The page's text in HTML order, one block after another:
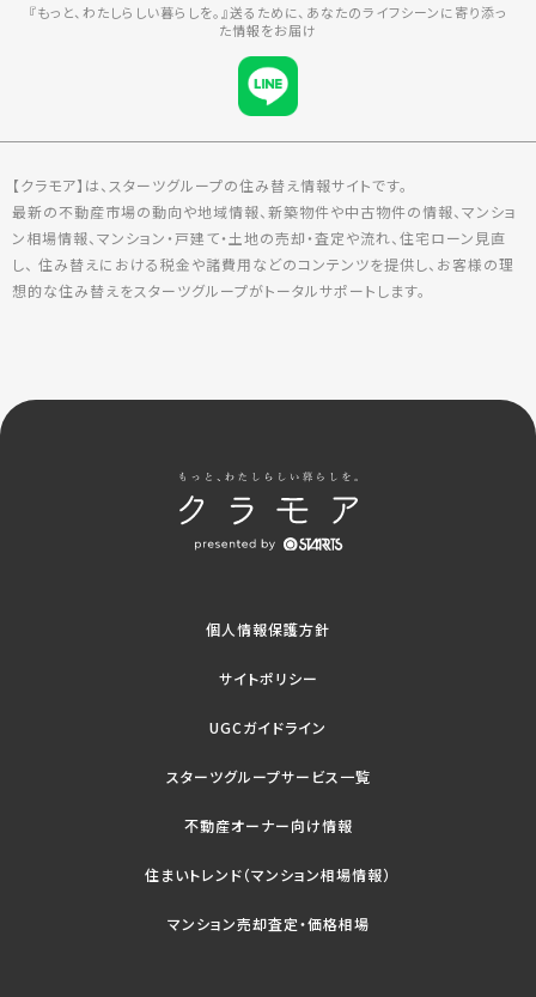
『もっと、わたしらしい暮らしを。』送るために、あなたのライフシーンに寄り添っ
た情報をお届け
【クラモア】は、スターツグループの住み替え情報サイトです。
最新の不動産市場の動向や地域情報、新築物件や中古物件の情報、マンショ
ン相場情報、マンション・戸建て・土地の売却・査定や流れ、住宅ローン見直
し、 住み替えにおける税金や諸費用などのコンテンツを提供し、お客様の理
想的な住み替えをスターツグループがトータルサポートします。
個人情報保護方針
サイトポリシー
UGCガイドライン
スターツグループサービス一覧
不動産オーナー向け情報
住まいトレンド（マンション相場情報）
マンション売却査定・価格相場